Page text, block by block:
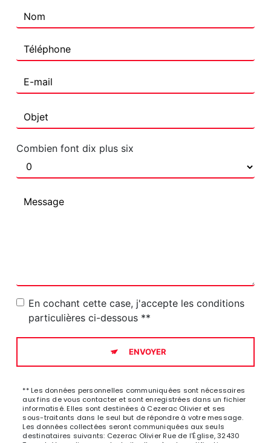
Combien font dix plus six
En cochant cette case, j'accepte les conditions
particulières ci-dessous **
ENVOYER
** Les données personnelles communiquées sont nécessaires
aux fins de vous contacter et sont enregistrées dans un fichier
informatisé. Elles sont destinées à Cezerac Olivier et ses
sous-traitants dans le seul but de répondre à votre message.
Les données collectées seront communiquées aux seuls
destinataires suivants: Cezerac Olivier Rue de l'Église, 32430